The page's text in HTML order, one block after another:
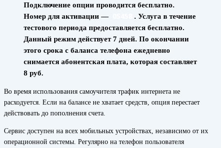
Подключение опции проводится бесплатно.
Номер для активации —
. Услуга в течение
тестового периода предоставляется бесплатно.
Данный режим действует 7 дней. По окончании
этого срока с баланса телефона ежедневно
снимается абонентская плата, которая составляет
8 руб.
Во время использования самоучителя трафик интернета не
расходуется. Если на балансе не хватает средств, опция перестает
действовать до пополнения счета.
Сервис доступен на всех мобильных устройствах, независимо от их
операционной системы. Регулярно на телефон пользователя